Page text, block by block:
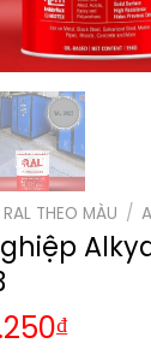
RAL THEO MÀU /
₫